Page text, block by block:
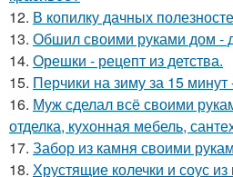
12. В копилку дачных
13. Обшил своими руками дом -
14. Орешки - рецепт из детства.
15. Перчики на зиму за 15 минут
16. Муж сделал всё своими
отделка, кухонная мебель,
17. Забор из камня своими
18. Хрустящие колечки и соус из